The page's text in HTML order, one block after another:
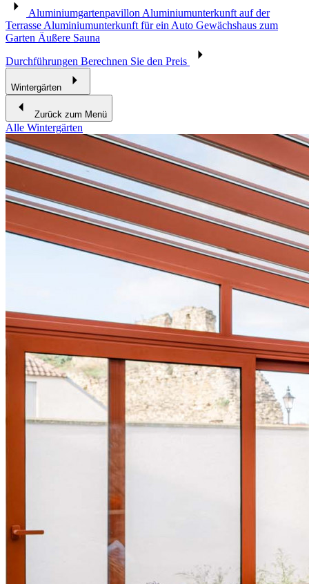
Aluminiumgartenpavillon Aluminiumunterkunft auf der
Terrasse Aluminiumunterkunft für ein Auto Gewächshaus zum
Garten Äußere Sauna
Durchführungen Berechnen Sie den Preis
Wintergärten
Zurück zum Menü
Alle Wintergärten